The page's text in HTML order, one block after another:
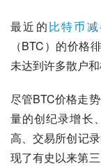
最近的比特币
（BTC）的价格
未达到许多散户
尽管BTC价格走
量的创纪录增长
高、交易所创记
现了有史以来第